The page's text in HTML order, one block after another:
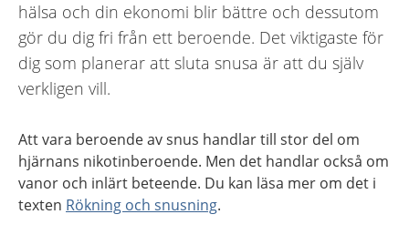
hälsa och din ekonomi blir bättre och dessutom
gör du dig fri från ett beroende. Det viktigaste för
dig som planerar att sluta snusa är att du själv
verkligen vill.
Att vara beroende av snus handlar till stor del om
hjärnans nikotinberoende. Men det handlar också om
vanor och inlärt beteende. Du kan läsa mer om det i
texten Rökning och snusning.